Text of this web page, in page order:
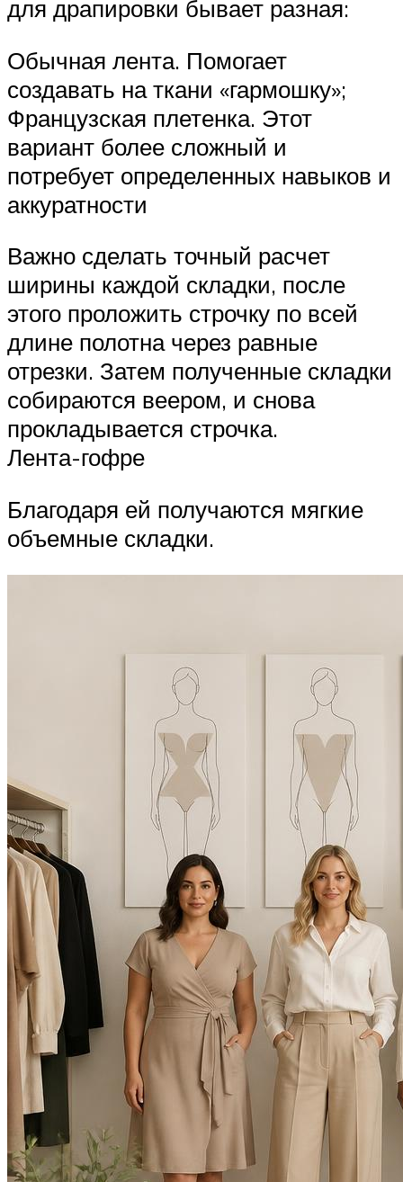
для драпировки бывает разная:
Обычная лента. Помогает
создавать на ткани «гармошку»;
Французская плетенка. Этот
вариант более сложный и
потребует определенных навыков и
аккуратности
Важно сделать точный расчет
ширины каждой складки, после
этого проложить строчку по всей
длине полотна через равные
отрезки. Затем полученные складки
собираются веером, и снова
прокладывается строчка.
Лента-гофре
Благодаря ей получаются мягкие
объемные складки.